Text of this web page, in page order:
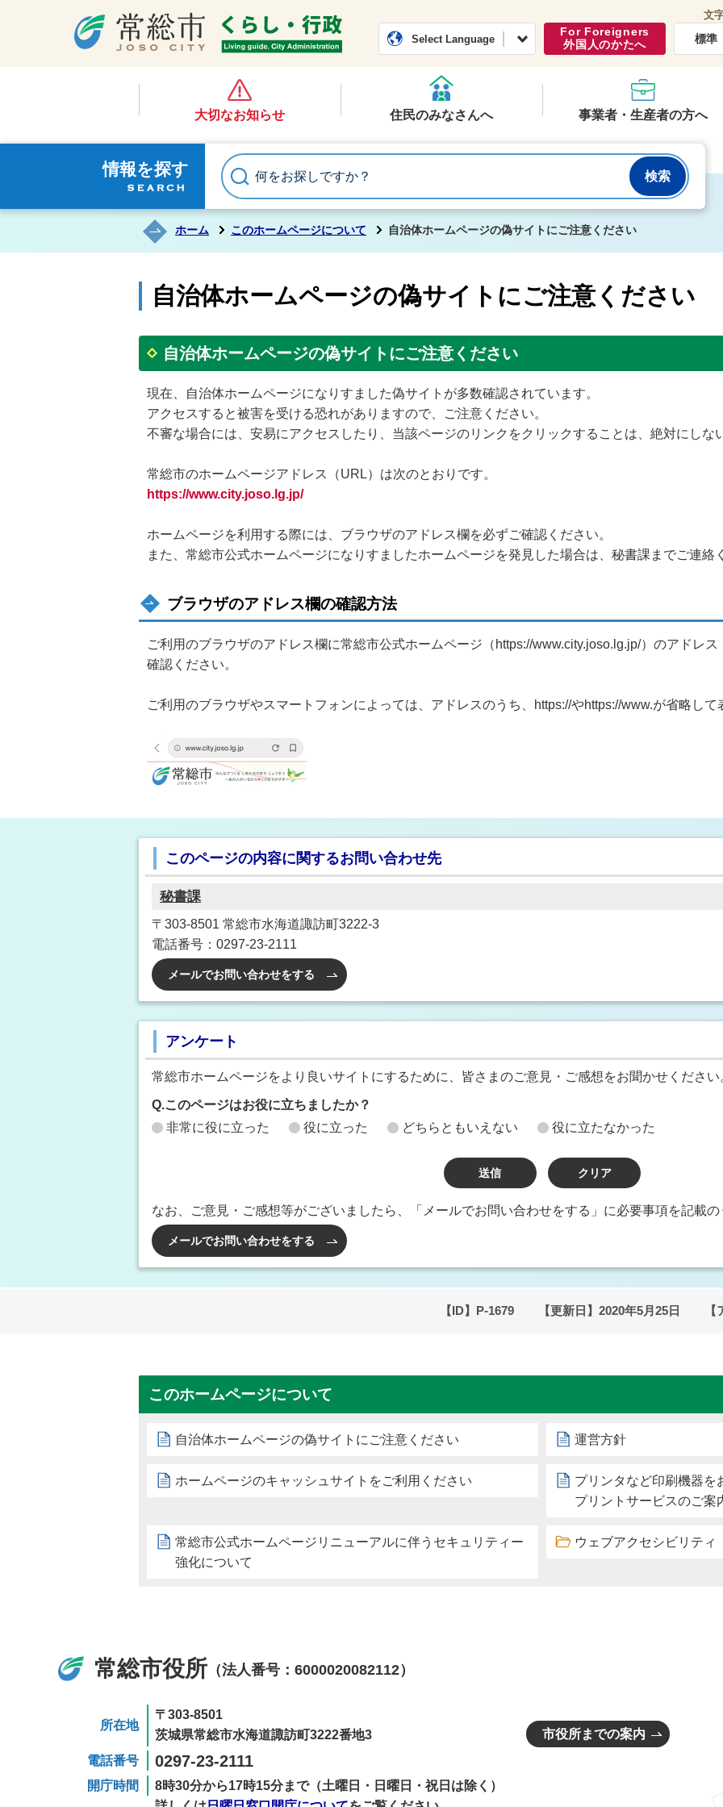
常総市公式ホームページくらし・行政
Select Language
For Foreigners
外国人のかたへ
文
標準
大切なお知らせ 住民のみなさんへ 事業者・生産者の方へ
情報を探す
ホーム このホームページについて 自治体ホームページの偽サイトにご注意ください
自治体ホームページの偽サイトにご注意ください
自治体ホームページの偽サイトにご注意ください
現在、自治体ホームページになりすました偽サイトが多数確認されています。
アクセスすると被害を受ける恐れがありますので、ご注意ください。
不審な場合には、安易にアクセスしたり、当該ページのリンクをクリックすることは、絶対にしな
常総市のホームページアドレス（URL）は次のとおりです。
https://www.city.joso.lg.jp/
ホームページを利用する際には、ブラウザのアドレス欄を必ずご確認ください。
また、常総市公式ホームページになりすましたホームページを発見した場合は、秘書課までご連絡
ブラウザのアドレス欄の確認方法
ご利用のブラウザのアドレス欄に常総市公式ホームページ（https://www.city.joso.lg.jp/）のアドレ
確認ください。
ご利用のブラウザやスマートフォンによっては、アドレスのうち、https://やhttps://www.が省略し
このページの内容に関するお問い合わせ先
秘書課
〒303-8501 常総市水海道諏訪町3222-3
電話番号：0297-23-2111
メールでお問い合わせをする
アンケート
常総市ホームページをより良いサイトにするために、皆さまのご意見・ご感想をお聞かせください
Q.このページはお役に立ちましたか？
非常に役に立った
役に立った どちらともいえない 役に立たなかった
なお、ご意見・ご感想等がございましたら、「メールでお問い合わせをする」に必要事項を記載
メールでお問い合わせをする
【ID】 P-1679 【更新日】 2020年5月25日
このホームページについて
自治体ホームページの偽サイトにご注意ください 運営方針
ホームページのキャッシュサイトをご利用ください
プリンタなど印刷機器を
プリントサービスのご案
常総市公式ホームページリニューアルに伴うセキュリティー
強化について
ウェブアクセシビリティ
常総市役所 （法人番号：6000020082112）
所在地
〒303-8501
茨城県常総市水海道諏訪町3222番地3
電話番号
0297-23-2111
開庁時間
8時30分から17時15分まで（土曜日・日曜日・祝日は除く）
市役所までの案内